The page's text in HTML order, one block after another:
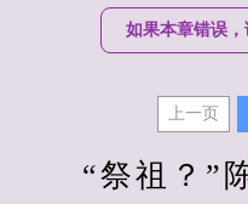
如果本章错误
上一页
“祭祖？”陈